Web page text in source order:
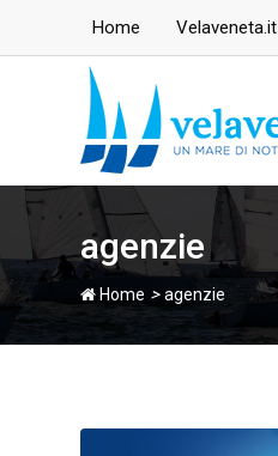
Home Velaveneta.it
agenzie
Home >agenzie